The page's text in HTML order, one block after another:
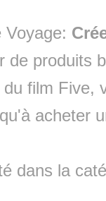
Voyage:
de produits
film Five,
acheter
dans la